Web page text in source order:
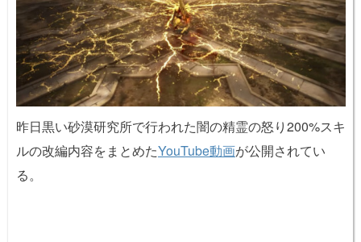
昨日黒い砂漠研究所で行われた闇の精霊の怒り200%スキ
ルの改編内容をまとめたYouTube動画が公開されてい
る。